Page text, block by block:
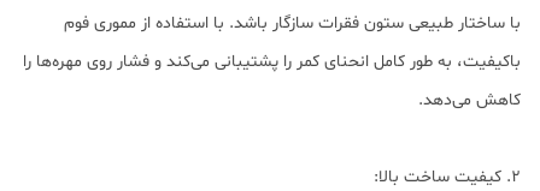
با ساختار طبیعی ستون فقرات سازگار باشد. با استفاده از مموری فوم
باکیفیت، به طور کامل انحنای کمر را پشتیبانی می‌کند و فشار روی مهره‌ها را
کاهش می‌دهد.
2. کیفیت ساخت بالا: